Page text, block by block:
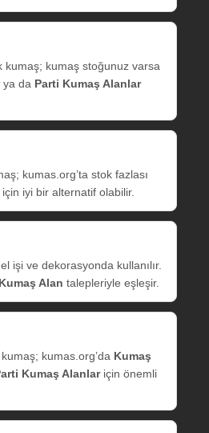
kumaş; kumaş stoğunuz varsa
ya da Parti Kumaş Alanlar
kumas.org’ta stok fazlası
için iyi bir alternatif olabilir.
işi ve dekorasyonda kullanılır.
Alan talepleriyle eşleşir.
kumas.org’da Kumaş
Kumaş Alanlariçin önemli